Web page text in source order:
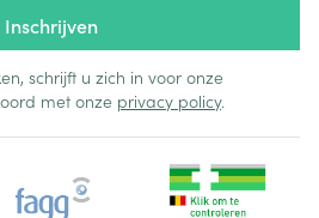
Inschrijven
schrijft u zich in voor onze
met onze privacy policy.